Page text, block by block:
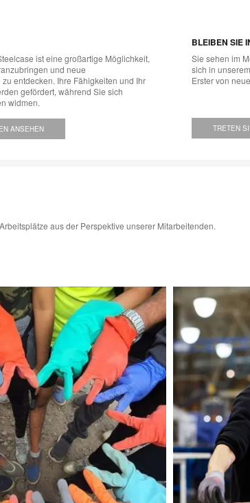
ist eine großartige Möglichkeit,
und neue
entdecken. Ihre Fähigkeiten und Ihr
gefördert, während Sie sich
widmen.
ANSEHEN
BLEIBEN SIE
Sie sehen im
sich in
Erster von
TRETEN
aus der Perspektive unserer Mitarbeitenden.